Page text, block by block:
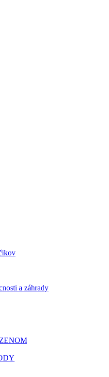
a záhrady